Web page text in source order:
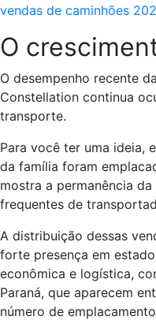
vendas de caminhões
O
O desempenho recente
Constellation continua
transporte.
Para você ter uma ideia,
da família foram
mostra a permanência
frequentes de
A distribuição dessas
forte presença em
econômica e logística,
Paraná, que aparecem
número de